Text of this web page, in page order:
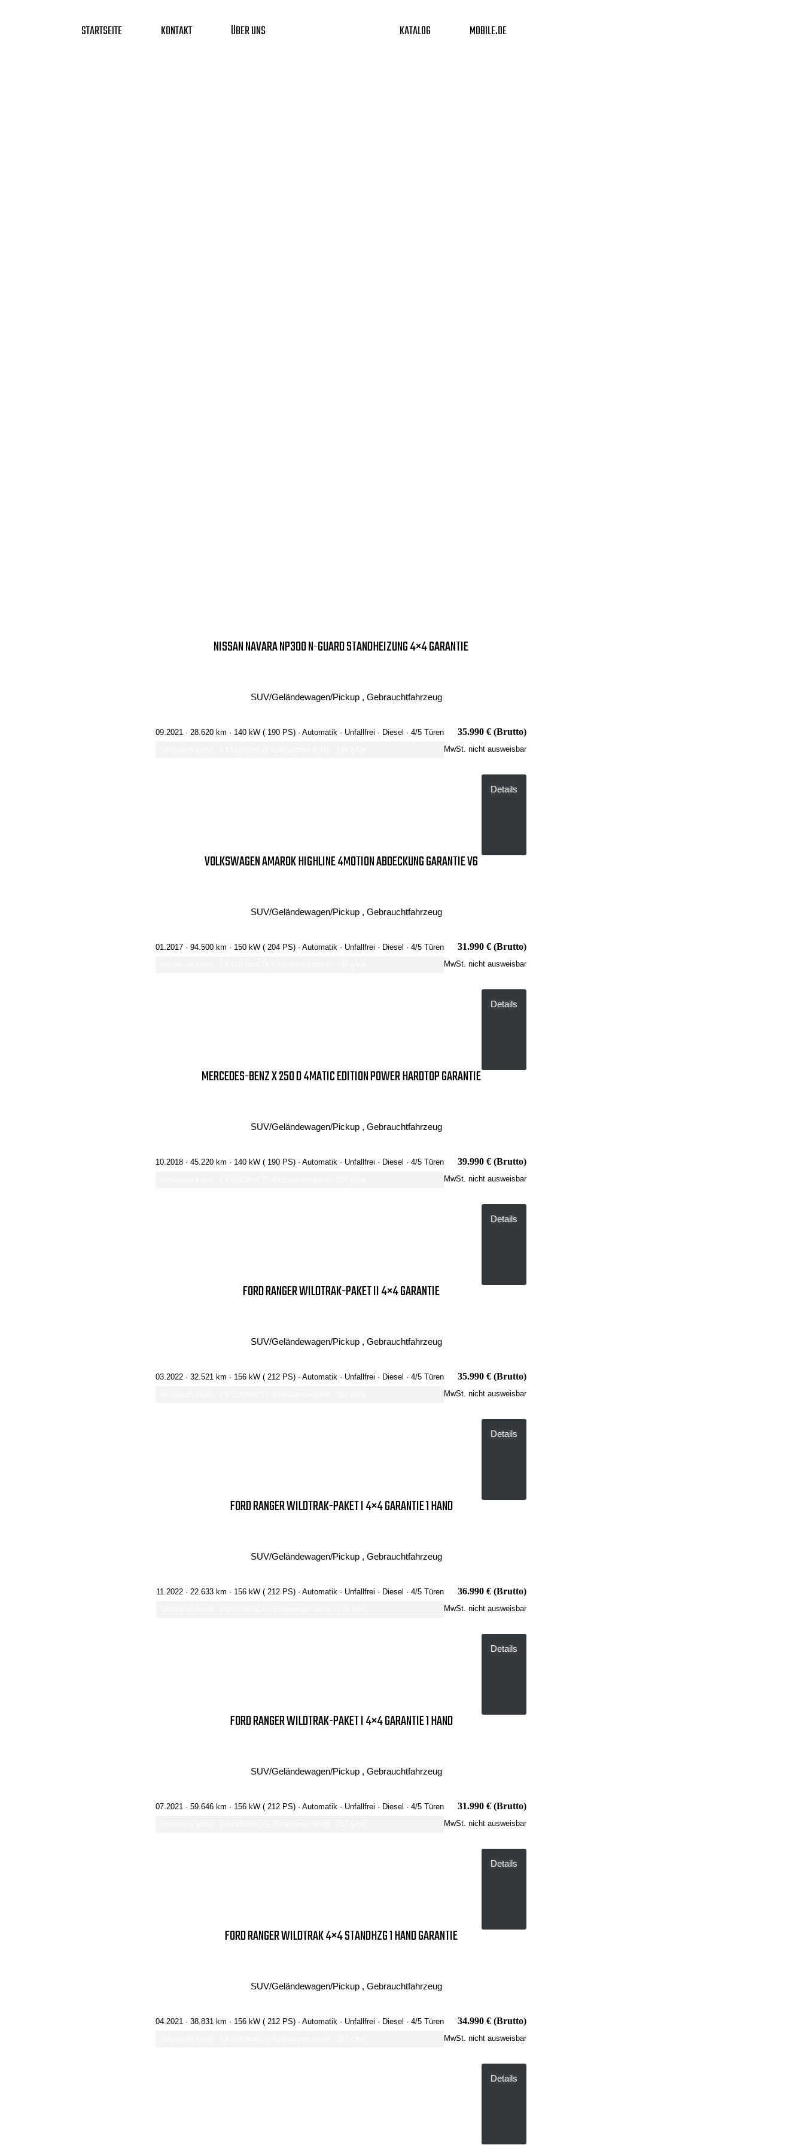
STARTSEITE KONTAKT ÜBER UNS KATALOG MOBILE.DE
NISSAN NAVARA NP300 N-GUARD STANDHEIZUNG 4×4 GARANTIE
SUV/Geländewagen/Pickup , Gebrauchtfahrzeug
09.2021 · 28.620 km · 140 kW ( 190 PS) · Automatik · Unfallfrei · Diesel · 4/5 Türen 35.990 € (Brutto)
MwSt. nicht ausweisbar
Details
VOLKSWAGEN AMAROK HIGHLINE 4MOTION ABDECKUNG GARANTIE V6
SUV/Geländewagen/Pickup , Gebrauchtfahrzeug
01.2017 · 94.500 km · 150 kW ( 204 PS) · Automatik · Unfallfrei · Diesel · 4/5 Türen 31.990 € (Brutto)
MwSt. nicht ausweisbar
Details
MERCEDES-BENZ X 250 D 4MATIC EDITION POWER HARDTOP GARANTIE
SUV/Geländewagen/Pickup , Gebrauchtfahrzeug
10.2018 · 45.220 km · 140 kW ( 190 PS) · Automatik · Unfallfrei · Diesel · 4/5 Türen 39.990 € (Brutto)
MwSt. nicht ausweisbar
Details
FORD RANGER WILDTRAK-PAKET II 4×4 GARANTIE
SUV/Geländewagen/Pickup , Gebrauchtfahrzeug
03.2022 · 32.521 km · 156 kW ( 212 PS) · Automatik · Unfallfrei · Diesel · 4/5 Türen 35.990 € (Brutto)
MwSt. nicht ausweisbar
Details
FORD RANGER WILDTRAK-PAKET I 4×4 GARANTIE 1 HAND
SUV/Geländewagen/Pickup , Gebrauchtfahrzeug
11.2022 · 22.633 km · 156 kW ( 212 PS) · Automatik · Unfallfrei · Diesel · 4/5 Türen 36.990 € (Brutto)
MwSt. nicht ausweisbar
Details
FORD RANGER WILDTRAK-PAKET I 4×4 GARANTIE 1 HAND
SUV/Geländewagen/Pickup , Gebrauchtfahrzeug
07.2021 · 59.646 km · 156 kW ( 212 PS) · Automatik · Unfallfrei · Diesel · 4/5 Türen 31.990 € (Brutto)
MwSt. nicht ausweisbar
Details
FORD RANGER WILDTRAK 4×4 STANDHZG 1 HAND GARANTIE
SUV/Geländewagen/Pickup , Gebrauchtfahrzeug
04.2021 · 38.831 km · 156 kW ( 212 PS) · Automatik · Unfallfrei · Diesel · 4/5 Türen 34.990 € (Brutto)
MwSt. nicht ausweisbar
Details